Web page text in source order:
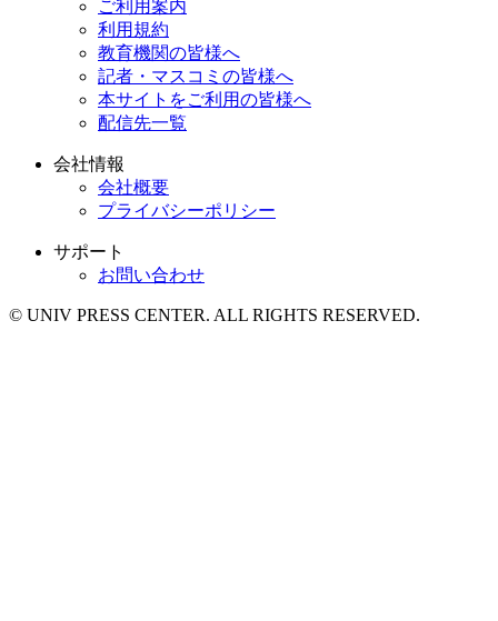
ご利用案内
利用規約
教育機関の皆様へ
記者・マスコミの皆様へ
本サイトをご利用の皆様へ
配信先一覧
会社情報
会社概要
プライバシーポリシー
サポート
お問い合わせ
© UNIV PRESS CENTER. ALL RIGHTS RESERVED.